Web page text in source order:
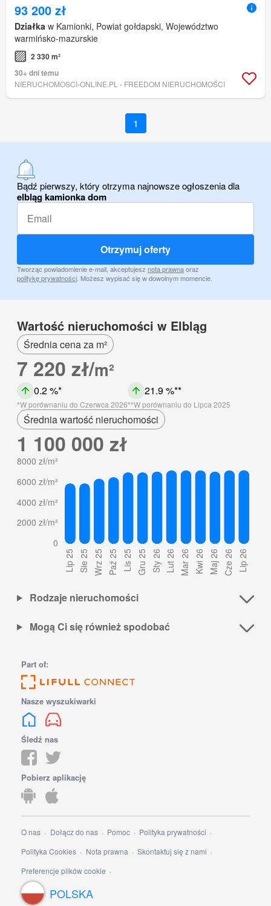
93 200 zł
Działka w Kamionki, Powiat gołdapski, Województwo
warmińsko-mazurskie
2 330 m²
30+ dni temu
NIERUCHOMOSCI-ONLINE.PL - FREEDOM NIERUCHOMOŚCI
1
Bądź pierwszy, który otrzyma najnowsze ogłoszenia dla
elbląg kamionka dom
Otrzymuj oferty
Tworząc powiadomienie e-mail, akceptujesz nota prawnaoraz
politykę prywatności . Możesz wypisać się w dowolnym momencie.
Wartość nieruchomości w Elbląg
Średnia cena za m²
7 220 zł/m²
0.2 %
W porównaniu do Czerwca 2026
21.9 %
W porównaniu do Lipca 2025
Średnia wartość nieruchomości
1 100 000 zł
Rodzaje nieruchomości
Mogą Ci się również spodobać
Part of:
Nasze wyszukiwarki
Śledź nas
Pobierz aplikację
O nas Dołącz do nas Pomoc
Polityka prywatności
Polityka Cookies
Nota prawna
Skontaktuj się z nami
Preferencje plików cookie
POLSKA